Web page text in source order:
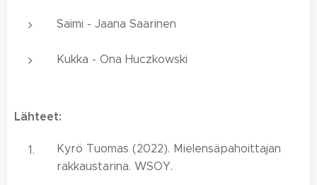
Saimi - Jaana Saarinen
Kukka - Ona Huczkowski
Lähteet:
Kyrö Tuomas (2022). Mielensäpahoittajan
rakkaustarina. WSOY.